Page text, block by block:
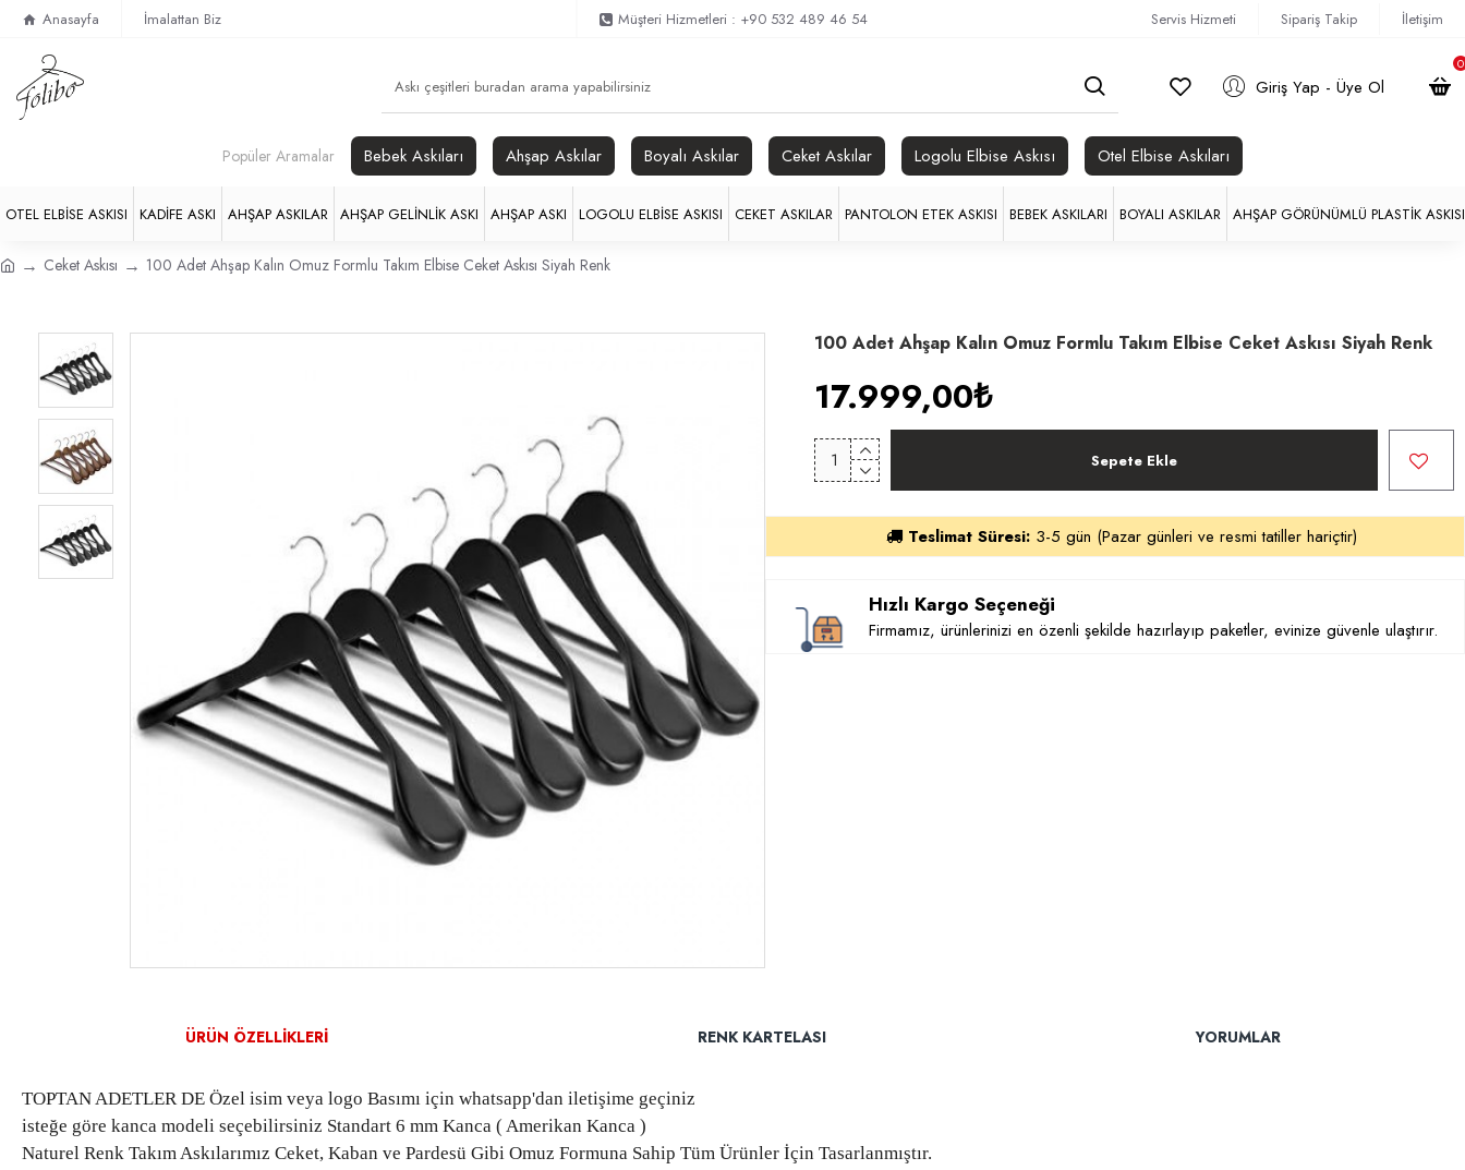
Anasayfa İmalattan Biz Müşteri Hizmetleri : +90 532 489 46 54 Servis Hizmeti Sipariş Takip İletişim
Giriş Yap - Üye Ol
0
Popüler Aramalar Bebek Askıları Ahşap Askılar Boyalı Askılar Ceket Askılar Logolu Elbise Askısı Otel Elbise Askıları
OTEL ELBISE ASKISI KADIFE ASKI AHŞAP ASKILAR AHŞAP GELINLIK ASKI AHŞAP ASKI LOGOLU ELBISE ASKISI CEKET ASKILAR PANTOLON ETEK ASKISI BEBEK ASKILARI BOYALI ASKILAR AHŞAP GÖRÜNÜMLÜ PLASTIK ASKISI
Ceket Askısı 100 Adet Ahşap Kalın Omuz Formlu Takım Elbise Ceket Askısı Siyah Renk
100 Adet Ahşap Kalın Omuz Formlu Takım Elbise Ceket Askısı Siyah Renk
17.999,00₺
Sepete Ekle
Teslimat Süresi: 3-5 gün (Pazar günleri ve resmi tatiller hariçtir)
Hızlı Kargo Seçeneği
Firmamız, ürünlerinizi en özenli şekilde hazırlayıp paketler, evinize güvenle ulaştırır.
ÜRÜN ÖZELLIKLERI RENK KARTELASI YORUMLAR
TOPTAN ADETLER DE Özel isim veya logo Basımı için whatsapp'dan iletişime geçiniz
isteğe göre kanca modeli seçebilirsiniz Standart 6 mm Kanca ( Amerikan Kanca )
Naturel Renk Takım Askılarımız Ceket, Kaban ve Pardesü Gibi Omuz Formuna Sahip Tüm Ürünler İçin Tasarlanmıştır.